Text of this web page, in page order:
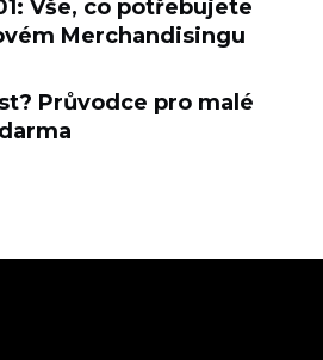
Vše, co potřebujete
Merchandisingu
Průvodce pro malé